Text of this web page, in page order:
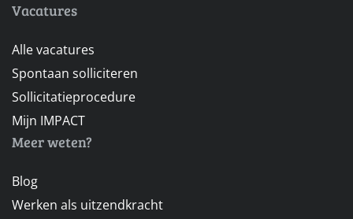
Vacatures
Alle vacatures
Spontaan solliciteren
Sollicitatieprocedure
Mijn IMPACT
Meer weten?
Blog
Werken als uitzendkracht